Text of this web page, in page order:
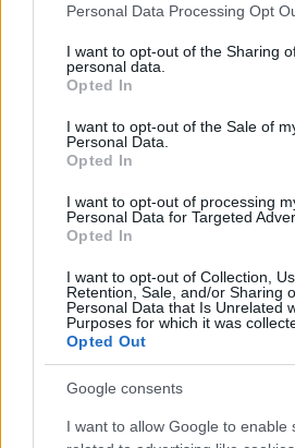
This information may also be
disclose it to other third parties.
Please note that this website/app
services and may gather and store
not limited to your visit or usage
grant or deny consent to Google and
consent section.
Personal Data Processing Opt
I want to opt-out of the Sharing
personal data.
Opted In
I want to opt-out of the Sale of
Personal Data.
Opted In
I want to opt-out of processing
Personal Data for Targeted
Opted In
I want to opt-out of Collection,
Retention, Sale, and/or Sharing
Personal Data that Is Unrelated
Purposes for which it was
Opted Out
Google consents
I want to allow Google to enable
Lgbtqia News
Day Travel 365
Home Magazine 365
Cineverse Magazine
SecondHomeMagazine
InvestirMag
Investieren24